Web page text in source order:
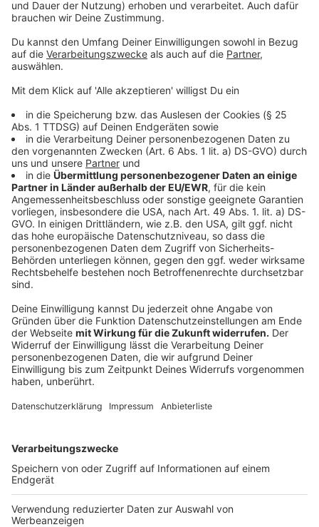
Action! - Filmdreh im Filmmuseum Düsseldorf“.
Veranstalter ist das Spielecafé in Kaldenkirchen, die
gemeinsame Anreise startet am Bahnhof
Kaldenkirchen. Am 29. Juli folgt die „Bilder-Expedition“
als Foto-Mission. Die Nähwerkstatt der Stadtbücherei
Nettetal ist für den 30. Juli geplant. Am 13. und 14.
August steht der Theater-Workshop „Pssst! Sag nix!“
auf dem Programm, bevor am 12. September noch ein
Manga-Kurs angeboten wird.
Anzeige
Anmeldung ist vorab erforderlich
Anzeige
Für die Angebote des Spielecafés läuft die
Anmeldung telefonisch unter 02157 / 3865. Die Kurse
der Stadtbücherei Nettetal können über das
Beteiligungsportal der Stadt gebucht werden.